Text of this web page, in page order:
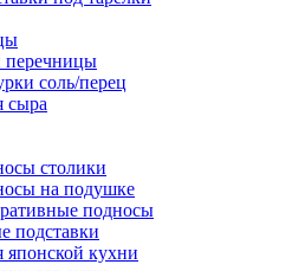
перечницы
соль/перец
сыра
столики
на подушке
подносы
подставки
японской кухни